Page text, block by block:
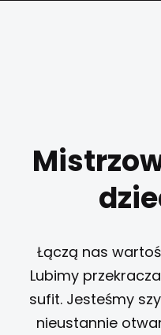
Łączą nas
Lubimy
sufit. Jesteśmy
nieustannie